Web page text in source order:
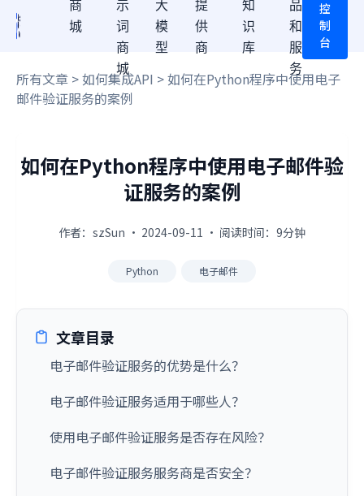
商
城
示
词
商
城
大
模
型
提
供
商
知
识
库
品
和
服
务
控
制
台
所有文章 >如何集成API > 如何在Python程序中使用电子
邮件验证服务的案例
如何在Python程序中使用电子邮件验
证服务的案例
作者：szSun · 2024-09-11 · 阅读时间：9分钟
Python 电子邮件
文章目录
电子邮件验证服务的优势是什么？
电子邮件验证服务适用于哪些人？
使用电子邮件验证服务是否存在风险？
电子邮件验证服务服务商是否安全？